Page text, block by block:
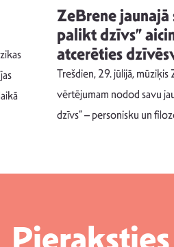
ZeBrene jaunajā
palikt dzīvs”
atcerēties
Trešdien, 29. jūlijā,
vērtējumam nodod savu
dzīvs” – personisku un